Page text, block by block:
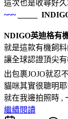
這次也是收尋好
~~~_____
NDIGO英迪格有
就是這款有機飼
讓全球認證頂尖
出包裹JOJO就忍
貓咪其實很聰明
就在我邊拍照時 ,
繼續閱讀